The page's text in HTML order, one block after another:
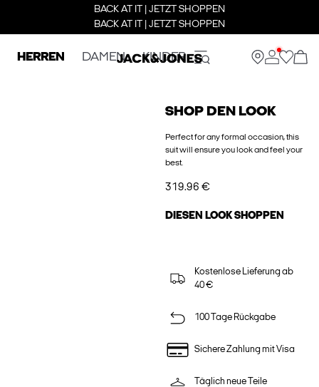
BACK AT IT | JETZT SHOPPEN
BACK AT IT | JETZT SHOPPEN
HERREN DAMEN KINDER
SHOP DEN LOOK
Perfect for any formal occasion, this
suit will ensure you look and feel your
best.
319.96 €
DIESEN LOOK SHOPPEN
Kostenlose Lieferung ab
40 €
100 Tage Rückgabe
Sichere Zahlung mit Visa
Täglich neue Teile